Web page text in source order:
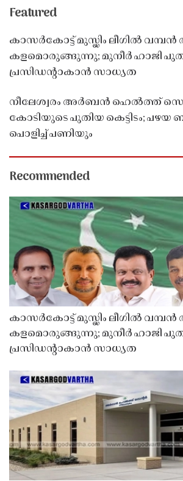
Featured
കാസർകോട്ട് മുസ്ലിം ലീഗിൽ വമ്പൻ
കളമൊരുങ്ങുന്നു; മുനീർ ഹാജി
പ്രസിഡൻ്റാകാൻ സാധ്യത
നീലേശ്വരം അർബൻ ഹെൽത്ത്
കോടിയുടെ പുതിയ കെട്ടിടം;
പൊളിച്ച് പണിയും
Recommended
കാസർകോട്ട് മുസ്ലിം ലീഗിൽ വമ്പൻ
കളമൊരുങ്ങുന്നു; മുനീർ ഹാജി
പ്രസിഡൻ്റാകാൻ സാധ്യത